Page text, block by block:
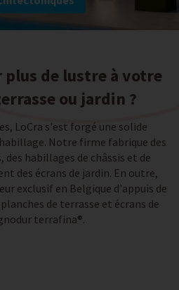
plus de lustre à votre
ou jardin ?
LoCra s'est forgé une solide
Notre firme fabrique des
des habillages de châssis et de
des écrans de jardin. En outre,
exclusif en Belgique d'appuis de
de terrasse et écrans de
terrafina®.